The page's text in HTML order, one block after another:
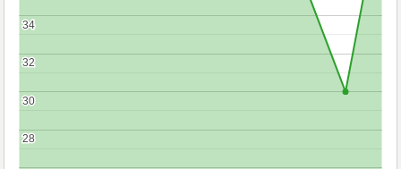
28
28
30
30
32
32
34
34